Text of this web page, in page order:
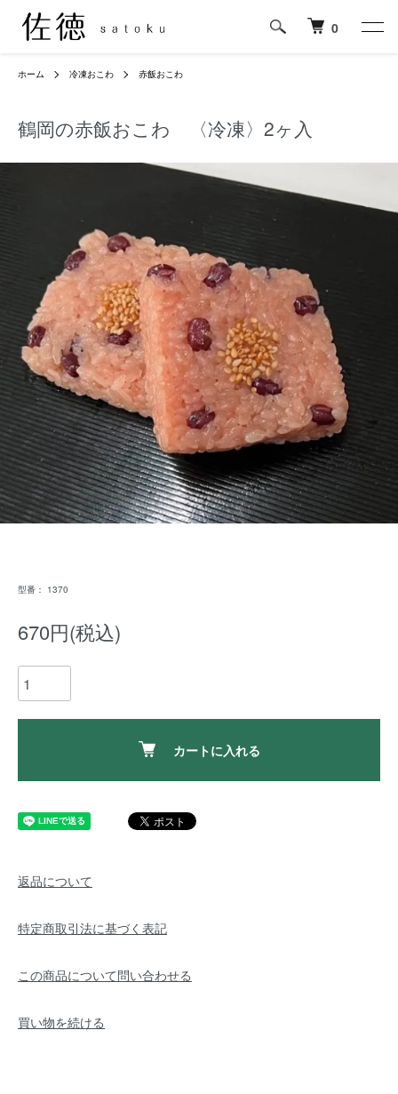
0
ホーム 冷凍おこわ 赤飯おこわ
鶴岡の赤飯おこわ 〈冷凍〉2ヶ入
型番： 1370
670円(税込)
カートに入れる
返品について
特定商取引法に基づく表記
この商品について問い合わせる
買い物を続ける